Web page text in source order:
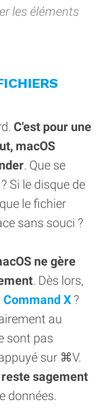
les éléments
C'est pour une
macOS
. Que se
Si le disque de
le fichier
sans souci ?
ne gère
. Dès lors,
Command X?
au
sont pas
sur ⌘V.
sagement
données.